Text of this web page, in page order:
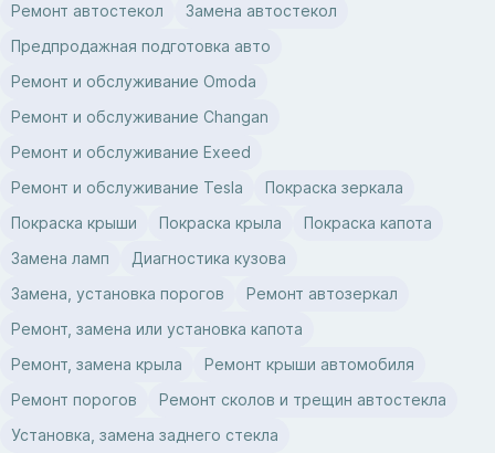
Ремонт автостекол
Замена автостекол
Предпродажная подготовка авто
Ремонт и обслуживание Omoda
Ремонт и обслуживание Changan
Ремонт и обслуживание Exeed
Ремонт и обслуживание Tesla
Покраска зеркала
Покраска крыши
Покраска крыла
Покраска капота
Замена ламп
Диагностика кузова
Замена, установка порогов
Ремонт автозеркал
Ремонт, замена или установка капота
Ремонт, замена крыла
Ремонт крыши автомобиля
Ремонт порогов
Ремонт сколов и трещин автостекла
Установка, замена заднего стекла